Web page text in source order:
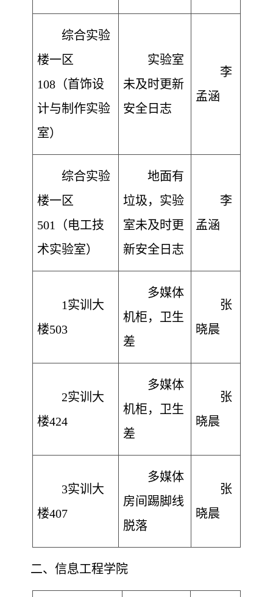
综合实验
楼一区
108（首饰设
计与制作实验
室）
实验室
未及时更新
安全日志
李
孟涵
综合实验
楼一区
501（电工技
术实验室）
地面有
垃圾，实验
室未及时更
新安全日志
李
孟涵
1实训大
楼503
多媒体
机柜，卫生
差
张
晓晨
2实训大
楼424
多媒体
机柜，卫生
差
张
晓晨
3实训大
楼407
多媒体
房间踢脚线
脱落
张
晓晨
二、 信息工程学院